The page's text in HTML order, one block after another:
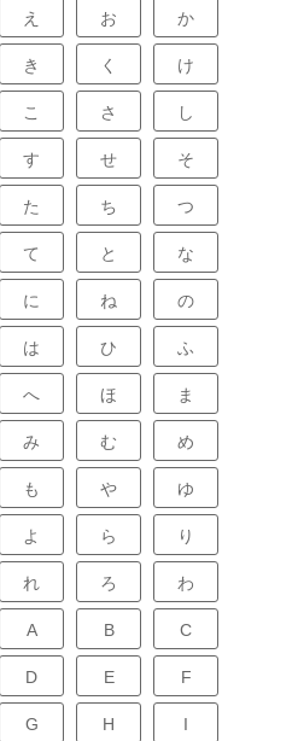
え お か
き く け
こ さ し
す せ そ
た ち つ
て と な
に ね の
は ひ ふ
へ ほ ま
み む め
も や ゆ
よ ら り
れ ろ わ
A B C
D E F
G H I